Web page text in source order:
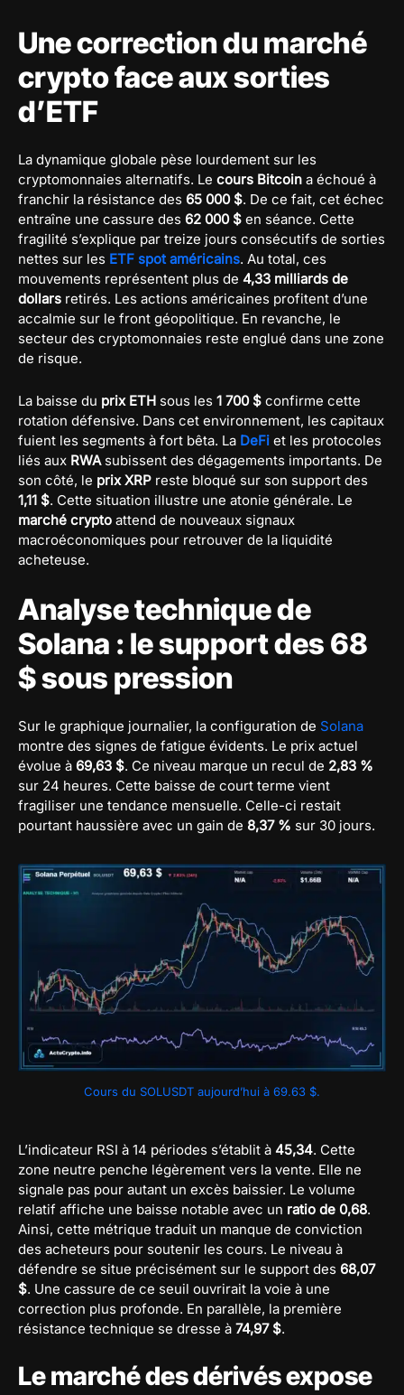
Une correction du marché
crypto face aux sorties
d’ETF
La dynamique globale pèse lourdement sur les
cryptomonnaies alternatifs. Le cours Bitcoin a échoué à
franchir la résistance des 65 000 $. De ce fait, cet échec
entraîne une cassure des 62 000 $ en séance. Cette
fragilité s’explique par treize jours consécutifs de sorties
nettes sur les ETF spot américains. Au total, ces
mouvements représentent plus de 4,33 milliards de
dollars retirés. Les actions américaines profitent d’une
accalmie sur le front géopolitique. En revanche, le
secteur des cryptomonnaies reste englué dans une zone
de risque.
La baisse du prix ETH sous les 1 700 $ confirme cette
rotation défensive. Dans cet environnement, les capitaux
fuient les segments à fort bêta. La DeFi et les protocoles
liés aux RWAsubissent des dégagements importants. De
son côté, le prix XRP reste bloqué sur son support des
1,11 $. Cette situation illustre une atonie générale. Le
marché crypto attend de nouveaux signaux
macroéconomiques pour retrouver de la liquidité
acheteuse.
Analyse technique de
Solana : le support des 68
$ sous pression
Sur le graphique journalier, la configuration de Solana
montre des signes de fatigue évidents. Le prix actuel
évolue à 69,63 $. Ce niveau marque un recul de 2,83 %
sur 24 heures. Cette baisse de court terme vient
fragiliser une tendance mensuelle. Celle-ci restait
pourtant haussière avec un gain de 8,37 % sur 30 jours.
Cours du SOLUSDT aujourd’hui à 69.63 $.
L’indicateur RSI à 14 périodes s’établit à 45,34. Cette
zone neutre penche légèrement vers la vente. Elle ne
signale pas pour autant un excès baissier. Le volume
relatif affiche une baisse notable avec un ratio de 0,68.
Ainsi, cette métrique traduit un manque de conviction
des acheteurs pour soutenir les cours. Le niveau à
défendre se situe précisément sur le support des 68,07
$. Une cassure de ce seuil ouvrirait la voie à une
correction plus profonde. En parallèle, la première
résistance technique se dresse à 74,97 $.
Le marché des dérivés expose